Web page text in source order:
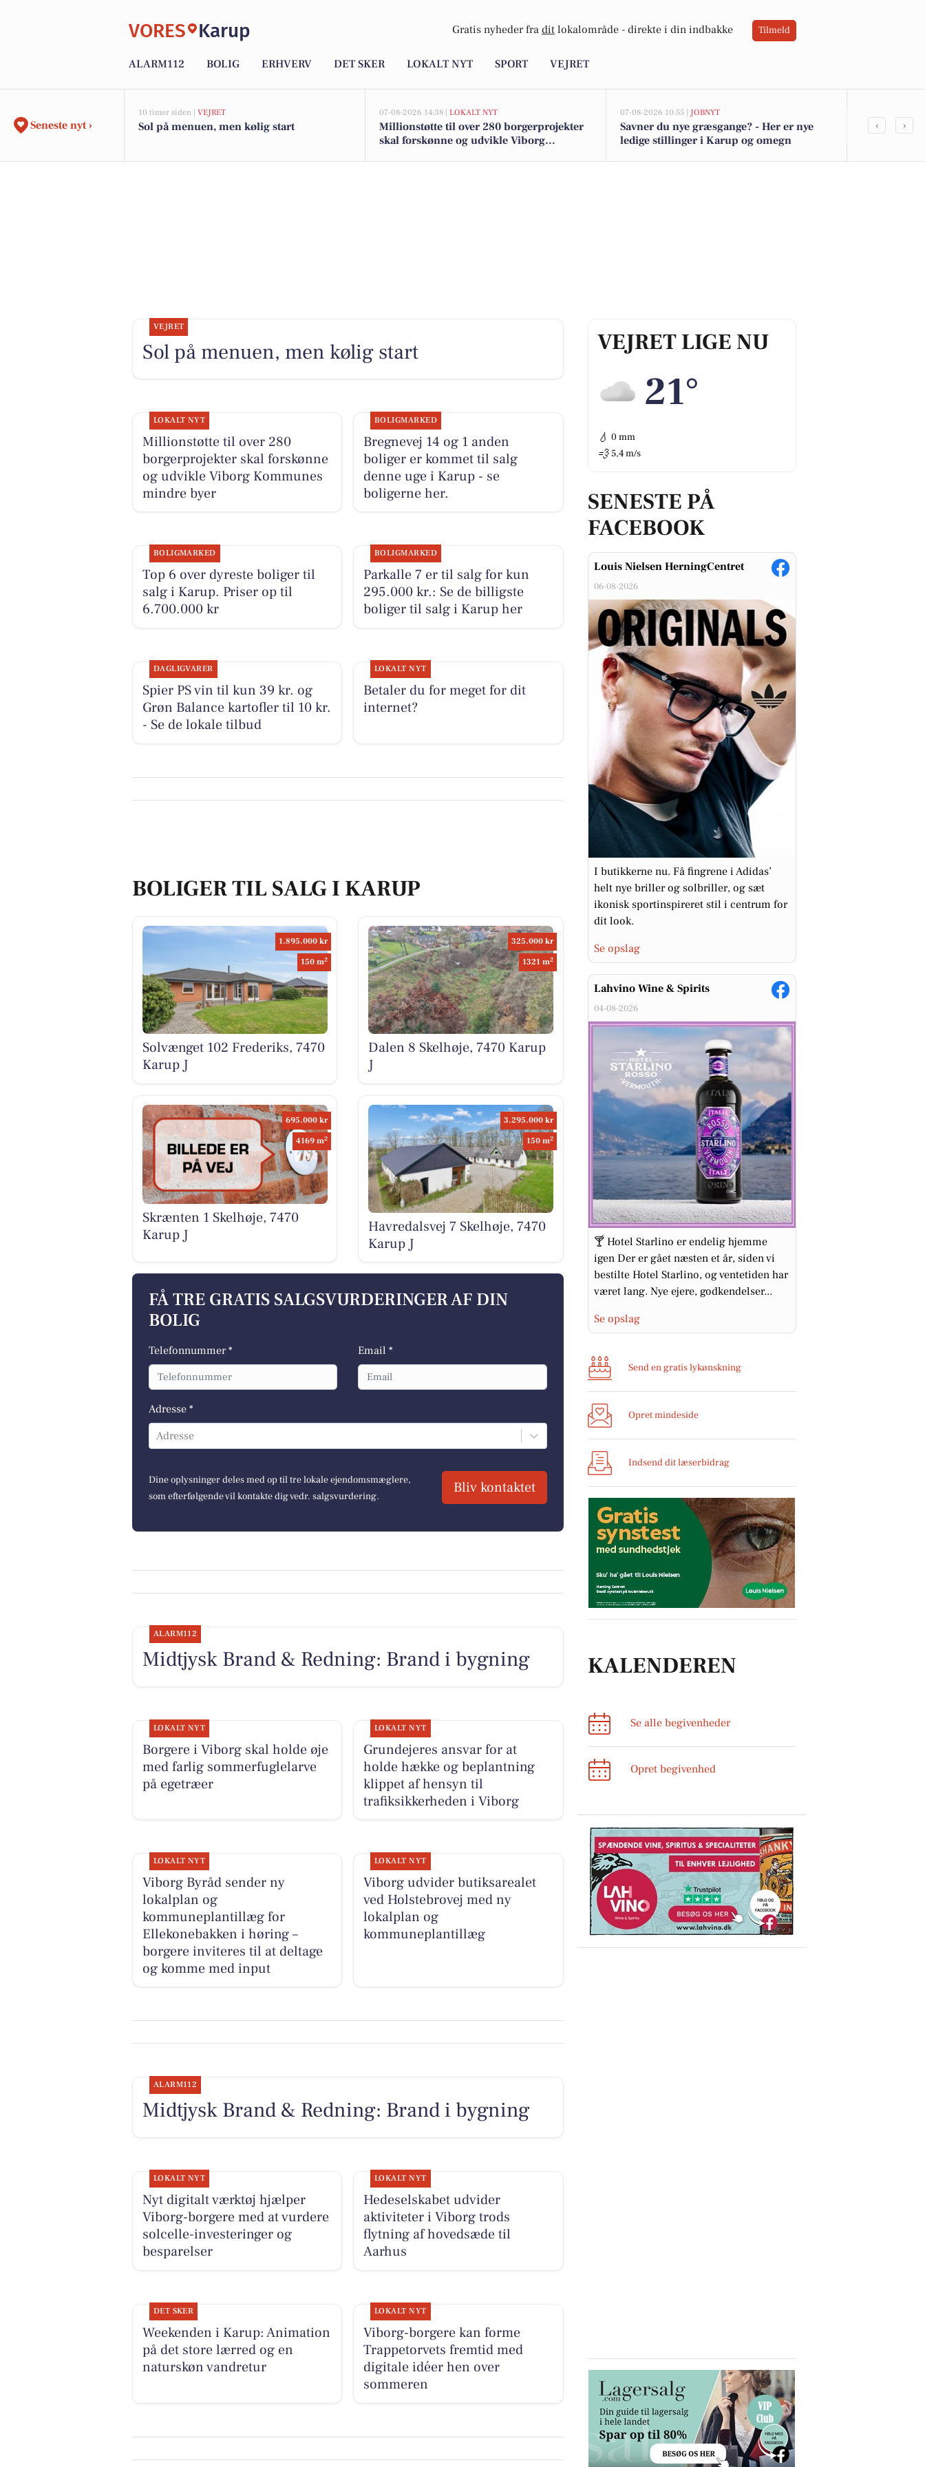
VORES Karup Gratis nyheder fra dit lokalområde - direkte i din indbakke Tilmeld
ALARM112 BOLIG ERHVERV DET SKER LOKALT NYT SPORT VEJRET
Seneste nyt ›
10 timer siden | VEJRET
Sol på menuen, men kølig start
07-08-2026 14:38 | LOKALT NYT
Millionstøtte til over 280 borgerprojekter
skal forskønne og udvikle Viborg
07-08-2026 10:55 | JOBNYT
Savner du nye græsgange? - Her er nye
ledige stillinger i Karup og omegn
Bregnevej
‹ ›
VEJRET LIGE NU
21°
💧 0 mm
💨 5,4 m/s
SENESTE PÅ
FACEBOOK
Louis Nielsen HerningCentret
06-08-2026
I butikkerne nu. Få fingrene i Adidas’
helt nye briller og solbriller, og sæt
ikonisk sportinspireret stil i centrum for
dit look.
Se opslag
Lahvino Wine & Spirits
04-08-2026
🍸 Hotel Starlino er endelig hjemme
igen Der er gået næsten et år, siden vi
bestilte Hotel Starlino, og ventetiden har
været lang. Nye ejere, godkendelser...
Se opslag
Send en gratis lykønskning
Opret mindeside
Indsend dit læserbidrag
KALENDEREN
Se alle begivenheder
Opret begivenhed
VEJRET
Sol på menuen, men kølig start
LOKALT NYT
Millionstøtte til over 280
borgerprojekter skal forskønne
og udvikle Viborg Kommunes
mindre byer
BOLIGMARKED
Bregnevej 14 og 1 anden
boliger er kommet til salg
denne uge i Karup - se
boligerne her.
BOLIGMARKED
Top 6 over dyreste boliger til
salg i Karup. Priser op til
6.700.000 kr
BOLIGMARKED
Parkalle 7 er til salg for kun
295.000 kr.: Se de billigste
boliger til salg i Karup her
DAGLIGVARER
Spier PS vin til kun 39 kr. og
Grøn Balance kartofler til 10 kr.
- Se de lokale tilbud
LOKALT NYT
Betaler du for meget for dit
internet?
BOLIGER TIL SALG I KARUP
1.895.000 kr
150 m2
Solvænget 102 Frederiks, 7470
Karup J
325.000 kr
1321 m2
Dalen 8 Skelhøje, 7470 Karup
J
695.000 kr
4169 m2
Skrænten 1 Skelhøje, 7470
Karup J
3.295.000 kr
150 m2
Havredalsvej 7 Skelhøje, 7470
Karup J
FÅ TRE GRATIS SALGSVURDERINGER AF DIN
BOLIG
Telefonnummer * Email *
Adresse *
Adresse
Dine oplysninger deles med op til tre lokale ejendomsmæglere,
som efterfølgende vil kontakte dig vedr. salgsvurdering.
Bliv kontaktet
ALARM112
Midtjysk Brand & Redning: Brand i bygning
LOKALT NYT
Borgere i Viborg skal holde øje
med farlig sommerfuglelarve
på egetræer
LOKALT NYT
Grundejeres ansvar for at
holde hække og beplantning
klippet af hensyn til
trafiksikkerheden i Viborg
LOKALT NYT
Viborg Byråd sender ny
lokalplan og
kommuneplantillæg for
Ellekonebakken i høring –
borgere inviteres til at deltage
og komme med input
LOKALT NYT
Viborg udvider butiksarealet
ved Holstebrovej med ny
lokalplan og
kommuneplantillæg
ALARM112
Midtjysk Brand & Redning: Brand i bygning
LOKALT NYT
Nyt digitalt værktøj hjælper
Viborg-borgere med at vurdere
solcelle-investeringer og
besparelser
LOKALT NYT
Hedeselskabet udvider
aktiviteter i Viborg trods
flytning af hovedsæde til
Aarhus
DET SKER
Weekenden i Karup: Animation
på det store lærred og en
naturskøn vandretur
LOKALT NYT
Viborg-borgere kan forme
Trappetorvets fremtid med
digitale idéer hen over
sommeren